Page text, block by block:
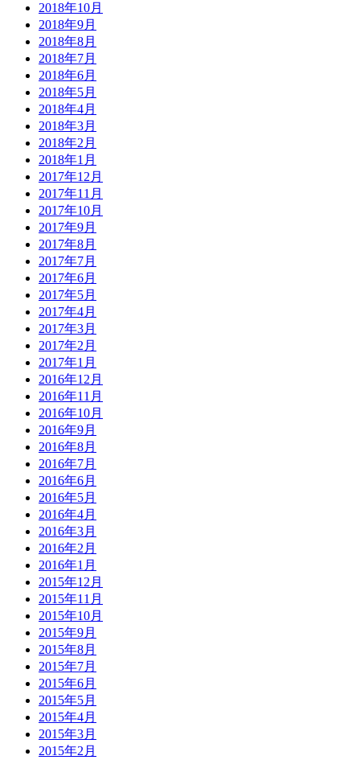
2018年10月
2018年9月
2018年8月
2018年7月
2018年6月
2018年5月
2018年4月
2018年3月
2018年2月
2018年1月
2017年12月
2017年11月
2017年10月
2017年9月
2017年8月
2017年7月
2017年6月
2017年5月
2017年4月
2017年3月
2017年2月
2017年1月
2016年12月
2016年11月
2016年10月
2016年9月
2016年8月
2016年7月
2016年6月
2016年5月
2016年4月
2016年3月
2016年2月
2016年1月
2015年12月
2015年11月
2015年10月
2015年9月
2015年8月
2015年7月
2015年6月
2015年5月
2015年4月
2015年3月
2015年2月